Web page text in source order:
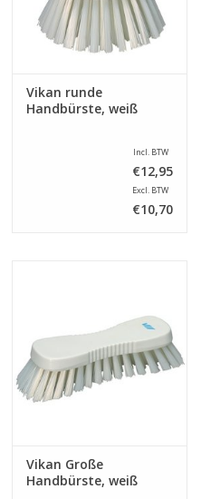
Vikan runde
Handbürste, weiß
Incl. BTW
€12,95
Excl. BTW
€10,70
Vikan Große
Handbürste, weiß